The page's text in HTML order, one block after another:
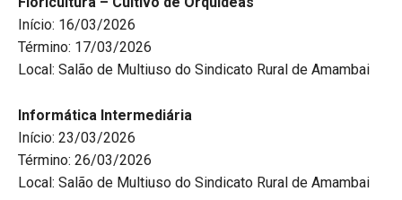
Início: 16/03/2026
Término: 17/03/2026
Local: Salão de Multiuso do Sindicato Rural de Amambai
Informática Intermediária
Início: 23/03/2026
Término: 26/03/2026
Local: Salão de Multiuso do Sindicato Rural de Amambai